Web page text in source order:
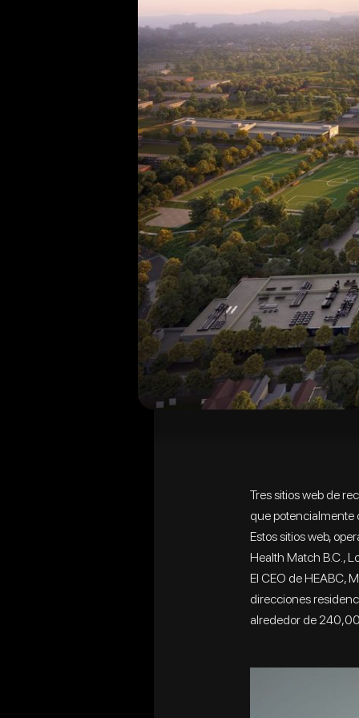
Tres sitios web de
que potencialmente
Estos sitios web,
Health Match B.C.,
El CEO de HEABC,
direcciones
alrededor de